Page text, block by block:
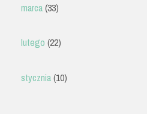
marca(33)
lutego (22)
stycznia(10)